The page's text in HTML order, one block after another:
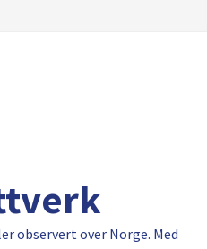
observert over Norge. Med